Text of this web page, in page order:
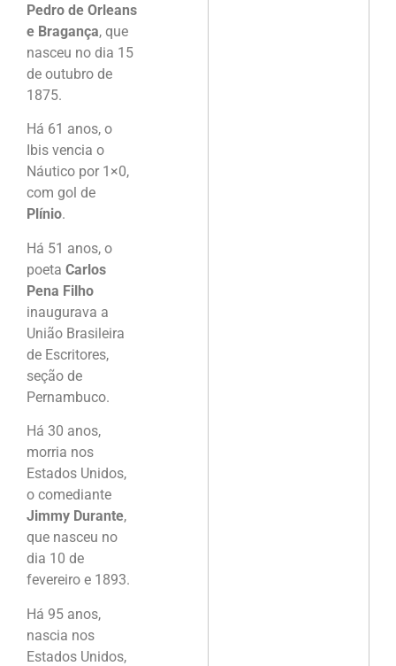
Pedro de Orleans
e Bragança, que
nasceu no dia 15
de outubro de
1875.
Há 61 anos, o
Ibis vencia o
Náutico por 1×0,
com gol de
Plínio.
Há 51 anos, o
poeta Carlos
Pena Filho
inaugurava a
União Brasileira
de Escritores,
seção de
Pernambuco.
Há 30 anos,
morria nos
Estados Unidos,
o comediante
Jimmy Durante,
que nasceu no
dia 10 de
fevereiro e 1893.
Há 95 anos,
nascia nos
Estados Unidos,